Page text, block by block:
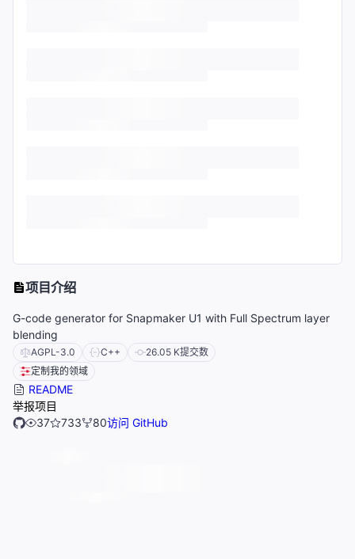
项目介绍
G-code generator for Snapmaker U1 with Full Spectrum layer
blending
AGPL-3.0 C++ 26.05 K提交数
定制我的领域
README
举报项目
37
733 80访问 GitHub